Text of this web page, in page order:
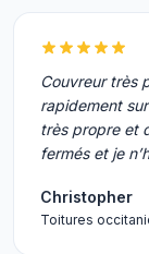
Couvreur très
rapidement
très propre et
fermés et je
Christopher
Toitures